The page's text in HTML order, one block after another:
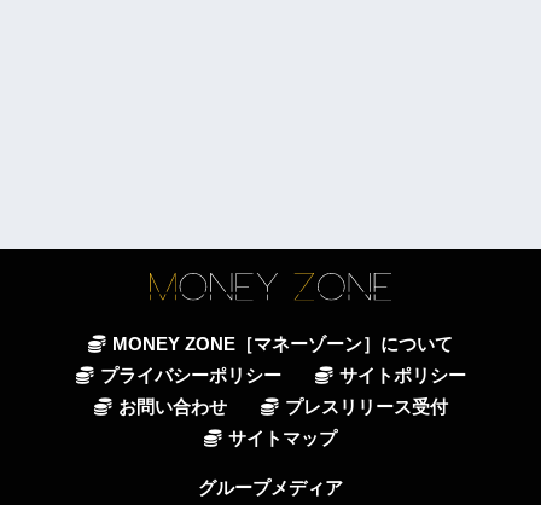
MONEY ZONE［マネーゾーン］について
プライバシーポリシー
サイトポリシー
お問い合わせ
プレスリリース受付
サイトマップ
グループメディア